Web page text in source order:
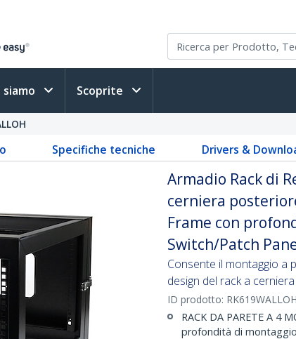
siamo Scoprite
Specifiche tecniche Drivers &
Armadio Rack di
cerniera
Frame con
Switch/Patch
Consente il montaggio a
design del rack a
ID prodotto: RK619WALLOH
RACK DA PARETE A 4
profondità di